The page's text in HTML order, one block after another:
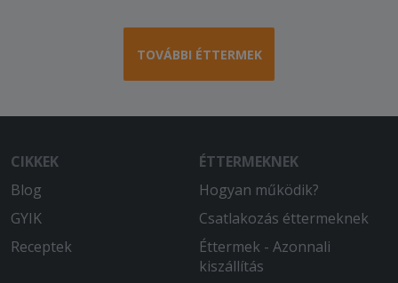
TOVÁBBI ÉTTERMEK
CIKKEK
Blog
GYIK
Receptek
ÉTTERMEKNEK
Hogyan működik?
Csatlakozás éttermeknek
Éttermek - Azonnali
kiszállítás